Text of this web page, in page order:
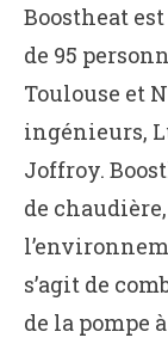
Boostheat
de 95
Toulouse et
ingénieurs,
Joffroy.
de
s’agit de
de la pompe